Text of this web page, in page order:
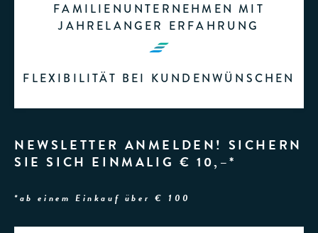
FAMILIENUNTERNEHMEN MIT
JAHRELANGER ERFAHRUNG
FLEXIBILITÄT BEI KUNDENWÜNSCHEN
NEWSLETTER ANMELDEN! SICHERN
SIE SICH EINMALIG € 10,–*
*ab einem Einkauf über € 100